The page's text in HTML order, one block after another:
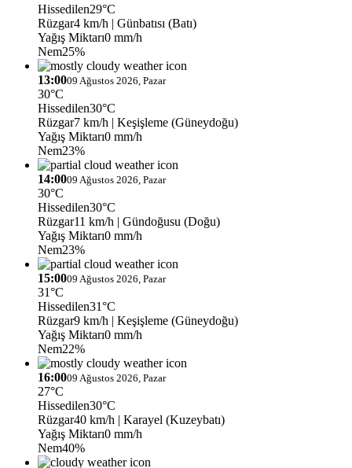
Hissedilen29°C
Rüzgar4 km/h | Günbatısı (Batı)
Yağış Miktarı0 mm/h
Nem25%
13:0009 Ağustos 2026, Pazar
30°C
Hissedilen30°C
Rüzgar7 km/h | Keşişleme (Güneydoğu)
Yağış Miktarı0 mm/h
Nem23%
14:0009 Ağustos 2026, Pazar
30°C
Hissedilen30°C
Rüzgar11 km/h | Gündoğusu (Doğu)
Yağış Miktarı0 mm/h
Nem23%
15:0009 Ağustos 2026, Pazar
31°C
Hissedilen31°C
Rüzgar9 km/h | Keşişleme (Güneydoğu)
Yağış Miktarı0 mm/h
Nem22%
16:0009 Ağustos 2026, Pazar
27°C
Hissedilen30°C
Rüzgar40 km/h | Karayel (Kuzeybatı)
Yağış Miktarı0 mm/h
Nem40%